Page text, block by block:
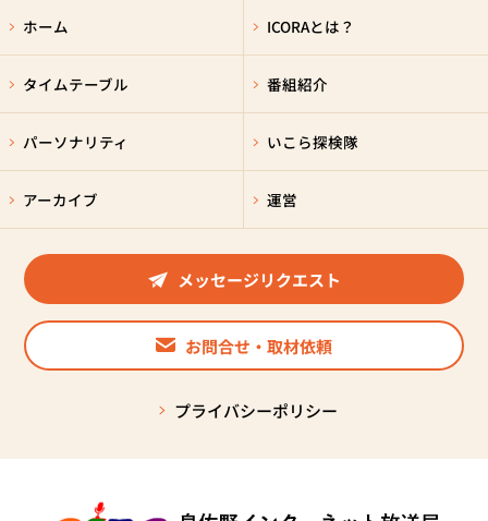
ホーム ICORAとは？
タイムテーブル 番組紹介
パーソナリティ いこら探検隊
アーカイブ 運営
メッセージリクエスト
お問合せ・取材依頼
プライバシーポリシー